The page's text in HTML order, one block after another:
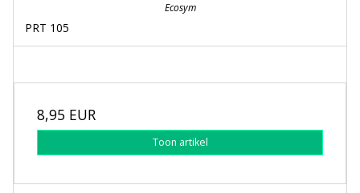
Ecosym
PRT 105
8,95 EUR
Toon artikel